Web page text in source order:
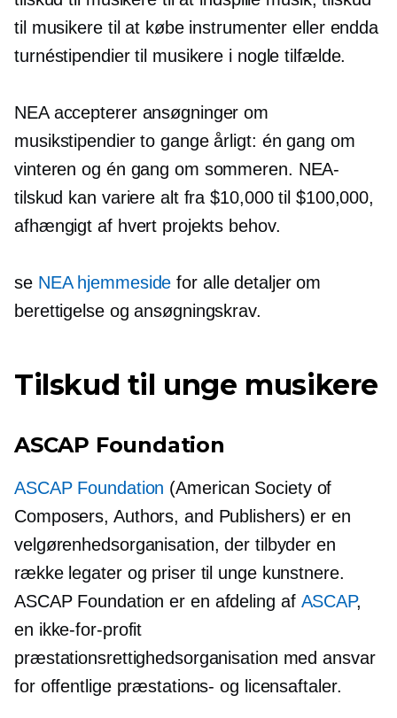
til musikere til at købe instrumenter eller endda
turnéstipendier til musikere i nogle tilfælde.
NEA accepterer ansøgninger om
musikstipendier to gange årligt: ​​én gang om
vinteren og én gang om sommeren. NEA-
tilskud kan variere alt fra $10,000 til $100,000,
afhængigt af hvert projekts behov.
se NEA hjemmeside for alle detaljer om
berettigelse og ansøgningskrav.
Tilskud til unge musikere
ASCAP Foundation
ASCAP Foundation (American Society of
Composers, Authors, and Publishers) er en
velgørenhedsorganisation, der tilbyder en
række legater og priser til unge kunstnere.
ASCAP Foundation er en afdeling af ASCAP,
en ikke-for-profit
præstationsrettighedsorganisation med ansvar
for offentlige præstations- og licensaftaler.